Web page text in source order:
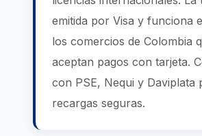
emitida por Visa y funciona
los comercios de Colombia
aceptan pagos con tarjeta.
con PSE, Nequi y Daviplata
recargas seguras.